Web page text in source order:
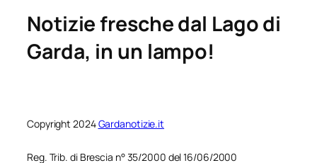
Notizie fresche dal Lago di
Garda, in un lampo!
Copyright 2024Gardanotizie.it
Reg. Trib. di Brescia n° 35/2000 del 16/06/2000